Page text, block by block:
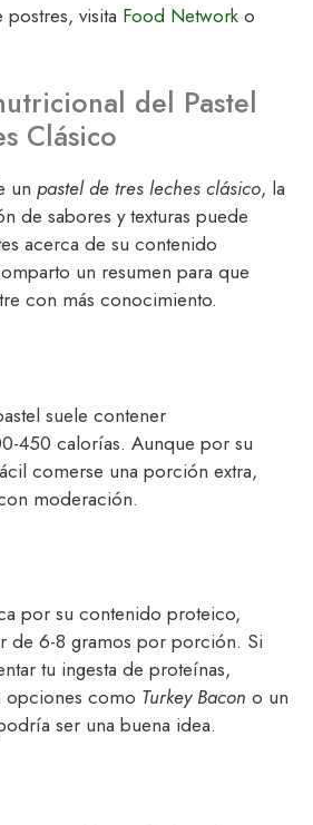
postres, visita Food Network o
del Pastel
Clásico
un pastel de tres leches clásico, la
de sabores y texturas puede
acerca de su contenido
un resumen para que
con más conocimiento.
suele contener
450 calorías. Aunque por su
comerse una porción extra,
moderación.
por su contenido proteico,
de 6-8 gramos por porción. Si
tu ingesta de proteínas,
como Turkey Bacon o un
ser una buena idea.